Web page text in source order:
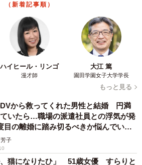
（新着記事順）
ハイヒール・リンゴ
漫才師
大江 篤
園田学園女子大学学長
もっと見る
から救ってくれた男性と結婚 円満
いたら…職場の派遣社員との浮気が発
の離婚に踏み切るべきか悩んでいま
関係修復カウンセラーが解説】
子
、猫になりたひ」 51歳女優 すらりと